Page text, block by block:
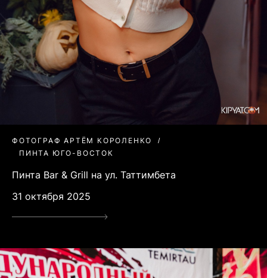
ФОТОГРАФ АРТЁМ КОРОЛЕНКО
ПИНТА ЮГО-ВОСТОК
Пинта Bar & Grill на ул. Таттимбета
31 октября 2025